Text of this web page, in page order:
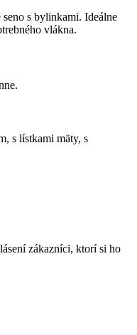
seno s bylinkami. Ideálne
vlákna.
s lístkami mäty, s
zákazníci, ktorí si ho